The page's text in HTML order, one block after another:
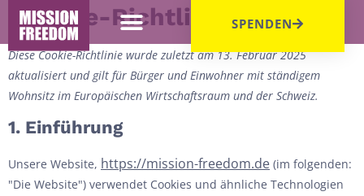
SPENDEN
Cookie-Richtlinie (EU)
Diese Cookie-Richtlinie wurde zuletzt am 13. Februar 2025
aktualisiert und gilt für Bürger und Einwohner mit ständigem
Wohnsitz im Europäischen Wirtschaftsraum und der Schweiz.
1. Einführung
Unsere Website, https://mission-freedom.de (im folgenden:
"Die Website") verwendet Cookies und ähnliche Technologien